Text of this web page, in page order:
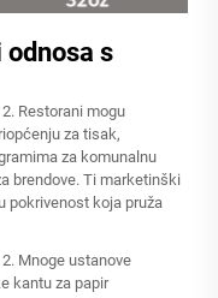
s
Restorani mogu
za tisak,
za komunalnu
brendove. Ti marketinški
pokrivenost koja pruža
Mnoge ustanove
kantu za papir